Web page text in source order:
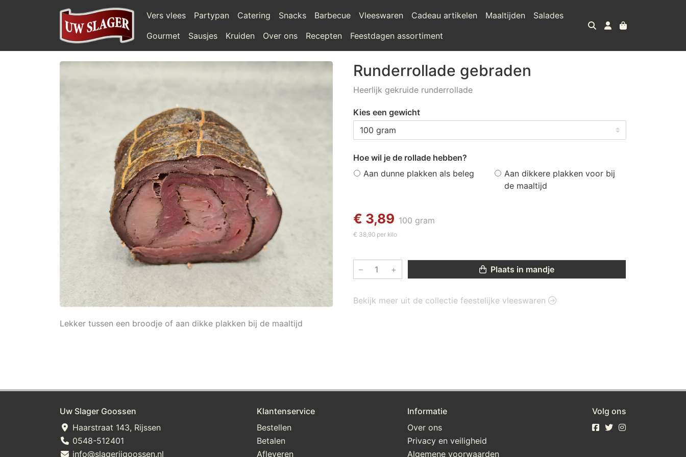
Vers vlees Partypan Catering Snacks Barbecue Vleeswaren Cadeau artikelen Maaltijden
Salades
Gourmet
Sausjes Kruiden Over ons Recepten Feestdagen assortiment
Lekker tussen een broodje of aan dikke plakken bij de maaltijd
Runderrollade gebraden
Heerlijk gekruide runderrollade
Kies een gewicht
Hoe wil je de rollade hebben?
Aan dunne plakken als beleg
Aan dikkere plakken voor bij
de maaltijd
€ 3,89 100 gram
€ 38,90 per kilo
– + Plaats in mandje
Bekijk meer uit de collectie feestelijke vleeswaren
Uw Slager Goossen
Haarstraat 143, Rijssen
0548-512401
info@slagerijgoossen.nl
Klantenservice
Bestellen
Betalen
Afleveren
Informatie
Over ons
Privacy en veiligheid
Algemene voorwaarden
Volg ons